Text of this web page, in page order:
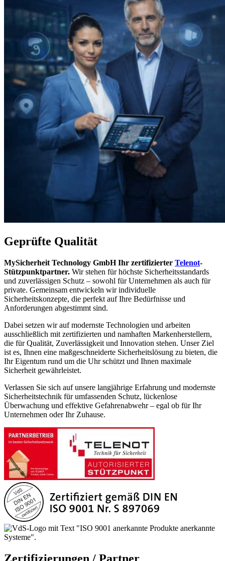
Geprüfte Qualität
MySicherheit Technology GmbH Ihr zertifizierter Telenot-
Stützpunktpartner. Wir stehen für höchste Sicherheitsstandards
und zuverlässigen Schutz – sowohl für Unternehmen als auch für
private. Gemeinsam entwickeln wir individuelle
Sicherheitskonzepte, die perfekt auf Ihre Bedürfnisse und
Anforderungen abgestimmt sind.
Dabei setzen wir auf modernste Technologien und arbeiten
ausschließlich mit zertifizierten und namhaften Markenherstellern,
die für Qualität, Zuverlässigkeit und Innovation stehen. Unser Ziel
ist es, Ihnen eine maßgeschneiderte Sicherheitslösung zu bieten, die
Ihr Eigentum rund um die Uhr schützt und Ihnen maximale
Sicherheit gewährleistet.
Verlassen Sie sich auf unsere langjährige Erfahrung und modernste
Sicherheitstechnik für umfassenden Schutz, lückenlose
Überwachung und effektive Gefahrenabwehr – egal ob für Ihr
Unternehmen oder Ihr Zuhause.